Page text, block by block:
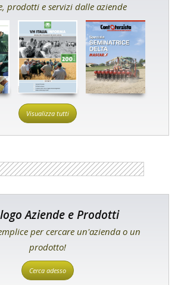
prodotti e servizi dalle aziende
Visualizza tutti
Aziende e Prodotti
per cercare un'azienda o un
prodotto!
Cerca adesso